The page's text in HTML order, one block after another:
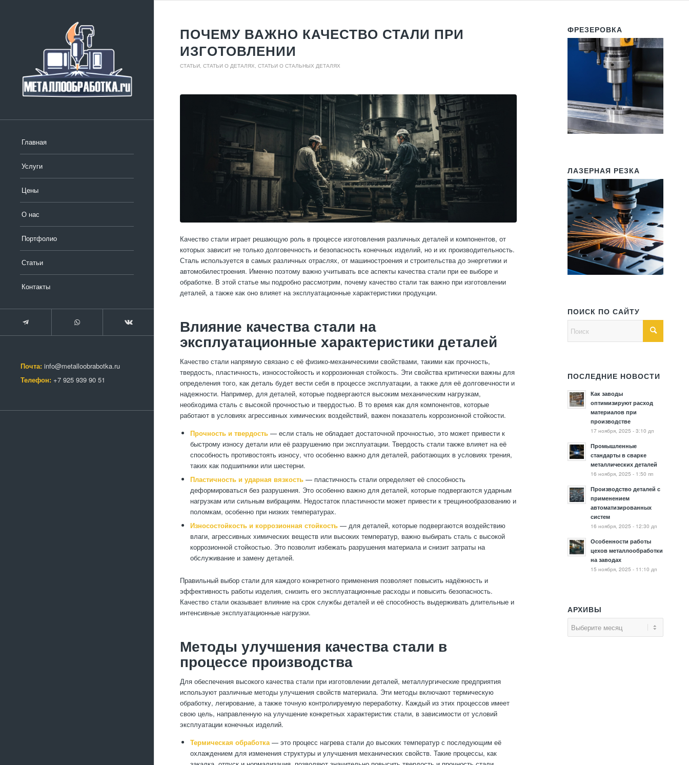
Главная
Услуги
Цены
О нас
Портфолио
Статьи
Контакты
Почта: info@metalloobrabotka.ru
Телефон: +7 925 939 90 51
ПОЧЕМУ ВАЖНО КАЧЕСТВО СТАЛИ ПРИ
ИЗГОТОВЛЕНИИ
СТАТЬИ СТАТЬИ О ДЕТАЛЯХ СТАТЬИ О СТАЛЬНЫХ ДЕТАЛЯХ
Качество стали играет решающую роль в процессе изготовления различных деталей и компонентов, от
которых зависит не только долговечность и безопасность конечных изделий, но и их производительность.
Сталь используется в самых различных отраслях, от машиностроения и строительства до энергетики и
автомобилестроения. Именно поэтому важно учитывать все аспекты качества стали при ее выборе и
обработке. В этой статье мы подробно рассмотрим, почему качество стали так важно при изготовлении
деталей, а также как оно влияет на эксплуатационные характеристики продукции.
Влияние качества стали на
эксплуатационные характеристики деталей
Качество стали напрямую связано с её физико-механическими свойствами, такими как прочность,
твердость, пластичность, износостойкость и коррозионная стойкость. Эти свойства критически важны для
определения того, как деталь будет вести себя в процессе эксплуатации, а также для её долговечности и
надежности. Например, для деталей, которые подвергаются высоким механическим нагрузкам,
необходима сталь с высокой прочностью и твердостью. В то время как для компонентов, которые
работают в условиях агрессивных химических воздействий, важен показатель коррозионной стойкости.
Прочность и твердость — если сталь не обладает достаточной прочностью, это может привести к
быстрому износу детали или её разрушению при эксплуатации. Твердость стали также влияет на её
способность противостоять износу, что особенно важно для деталей, работающих в условиях трения,
таких как подшипники или шестерни.
Пластичность и ударная вязкость — пластичность стали определяет её способность
деформироваться без разрушения. Это особенно важно для деталей, которые подвергаются ударным
нагрузкам или сильным вибрациям. Недостаток пластичности может привести к трещинообразованию и
поломкам, особенно при низких температурах.
Износостойкость и коррозионная стойкость — для деталей, которые подвергаются воздействию
влаги, агрессивных химических веществ или высоких температур, важно выбирать сталь с высокой
коррозионной стойкостью. Это позволит избежать разрушения материала и снизит затраты на
обслуживание и замену деталей.
Правильный выбор стали для каждого конкретного применения позволяет повысить надёжность и
эффективность работы изделия, снизить его эксплуатационные расходы и повысить безопасность.
Качество стали оказывает влияние на срок службы деталей и её способность выдерживать длительные и
интенсивные эксплуатационные нагрузки.
Методы улучшения качества стали в
процессе производства
Для обеспечения высокого качества стали при изготовлении деталей, металлургические предприятия
используют различные методы улучшения свойств материала. Эти методы включают термическую
обработку, легирование, а также точную контролируемую переработку. Каждый из этих процессов имеет
свою цель, направленную на улучшение конкретных характеристик стали, в зависимости от условий
эксплуатации конечных изделий.
Термическая обработка— это процесс нагрева стали до высоких температур с последующим её
охлаждением для изменения структуры и улучшения механических свойств. Такие процессы, как
ФРЕЗЕРОВКА
ЛАЗЕРНАЯ РЕЗКА
ПОИСК ПО САЙТУ
ПОСЛЕДНИЕ НОВОСТИ
Как заводы
оптимизируют расход
материалов при
производстве
17 ноября, 2025 - 3:10 дп
Промышленные
стандарты в сварке
металлических деталей
16 ноября, 2025 - 1:50 пп
Производство деталей с
применением
автоматизированных
систем
16 ноября, 2025 - 12:30 дп
Особенности работы
цехов металлообработки
на заводах
15 ноября, 2025 - 11:10 дп
АРХИВЫ